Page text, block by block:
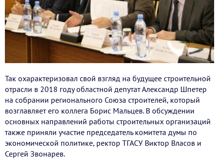
Так охарактеризовал свой взгляд на будущее строительной
отрасли в 2018 году областной депутат Александр Шпетер
на собрании регионального Союза строителей, который
возглавляет его коллега Борис Мальцев. В обсуждении
основных направлений работы строительных организаций
также приняли участие председатель комитета думы по
экономической политике, ректор ТГАСУ Виктор Власов и
Сергей Звонарев.